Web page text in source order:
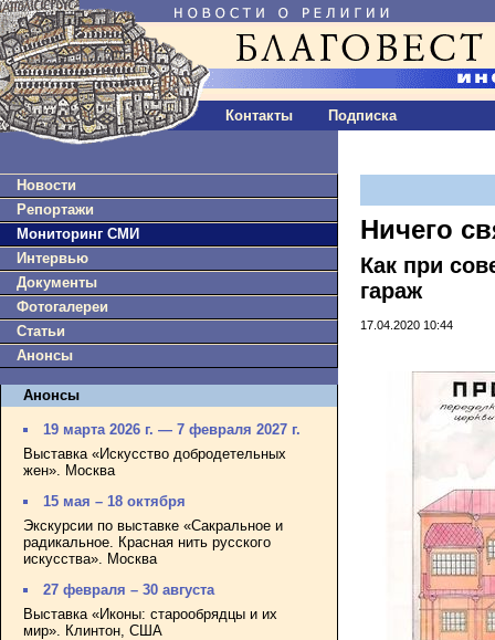
Контакты Подписка
Новости
Репортажи
Мониторинг СМИ
Интервью
Документы
Фотогалереи
Статьи
Анонсы
Анонсы
19 марта 2026 г. — 7 февраля 2027 г.
Выставка «Искусство добродетельных
жен». Москва
15 мая – 18 октября
Экскурсии по выставке «Сакральное и
радикальное. Красная нить русского
искусства». Москва
27 февраля – 30 августа
Выставка «Иконы: старообрядцы и их
мир». Клинтон, США
Ничего
Как при
гараж
17.04.2020 10:44